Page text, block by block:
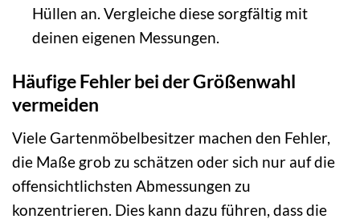
Hüllen an. Vergleiche diese sorgfältig mit
deinen eigenen Messungen.
Häufige Fehler bei der Größenwahl
vermeiden
Viele Gartenmöbelbesitzer machen den Fehler,
die Maße grob zu schätzen oder sich nur auf die
offensichtlichsten Abmessungen zu
konzentrieren. Dies kann dazu führen, dass die